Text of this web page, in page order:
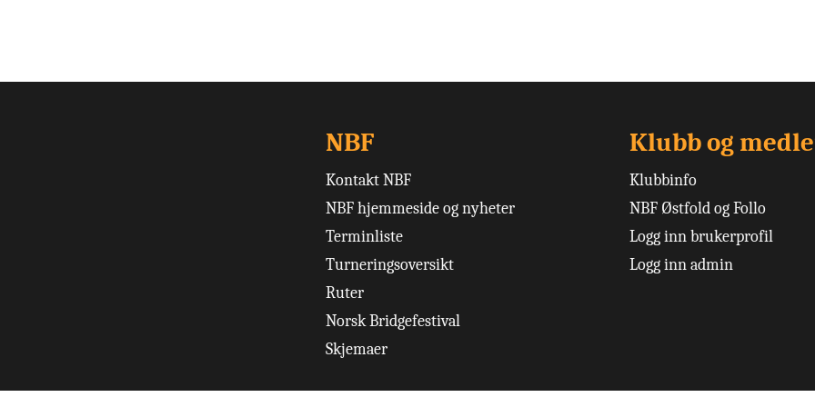
NBF
Kontakt NBF
NBF hjemmeside og nyheter
Terminliste
Turneringsoversikt
Ruter
Norsk Bridgefestival
Skjemaer
Klubb og
Klubbinfo
NBF Østfold og Follo
Logg inn brukerprofil
Logg inn admin